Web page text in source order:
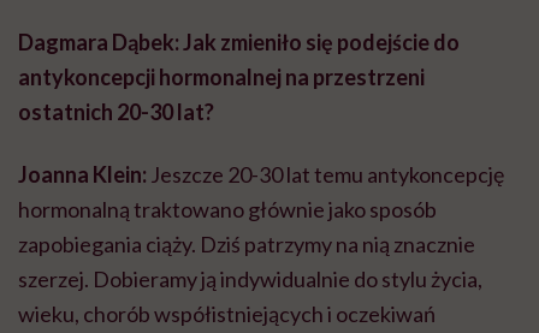
Dagmara Dąbek:Jak zmieniło się podejście do
antykoncepcji hormonalnej na przestrzeni
ostatnich 20-30 lat?
Joanna Klein: Jeszcze 20-30 lat temu antykoncepcję
hormonalną traktowano głównie jako sposób
zapobiegania ciąży. Dziś patrzymy na nią znacznie
szerzej. Dobieramy ją indywidualnie do stylu życia,
wieku, chorób współistniejących i oczekiwań